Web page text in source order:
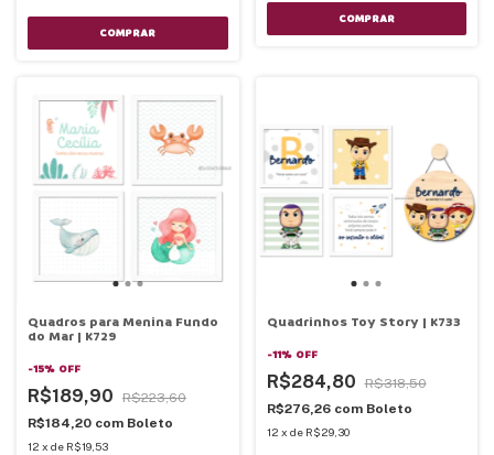
COMPRAR
COMPRAR
Quadros para Menina Fundo
do Mar | K729
-15% OFF
R$189,90
R$223,60
R$184,20 com Boleto
12 x de R$19,53
Quadrinhos Toy Story | K733
-11% OFF
R$284,80
R$318,50
R$276,26 com Boleto
12 x de R$29,30